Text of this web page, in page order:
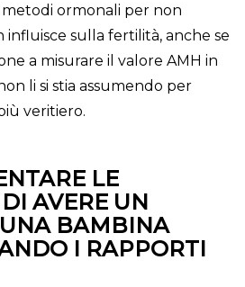
metodi ormonali per non
influisce sulla fertilità, anche se
a misurare il valore AMH in
li si stia assumendo per
veritiero.
LE
AVERE UN
BAMBINA
I RAPPORTI